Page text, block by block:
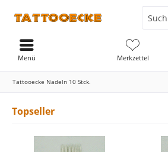
Merkzettel
Menü
Tattooecke Nadeln 10 Stck.
Topseller